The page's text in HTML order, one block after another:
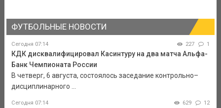
ФУТБОЛЬНЫЕ НОВОСТИ
Сегодня 07:14 227 1
КДК дисквалифицировал Касинтуру на два матча Альфа-
Банк Чемпионата России
В четверг, 6 августа, состоялось заседание контрольно–
дисциплинарного ...
Сегодня 07:14 629 12